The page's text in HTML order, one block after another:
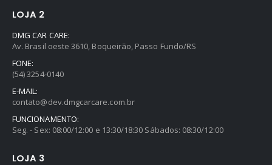
LOJA 2
DMG CAR CARE:
Av. Brasil oeste 3610, Boqueirão, Passo Fundo/RS
FONE:
(54) 3254-0140
E-MAIL:
contato@dev.dmgcarcare.com.br
FUNCIONAMENTO:
Seg. - Sex: 08:00/12:00 e 13:30/18:30 Sábados: 08:30/12:00
LOJA 3